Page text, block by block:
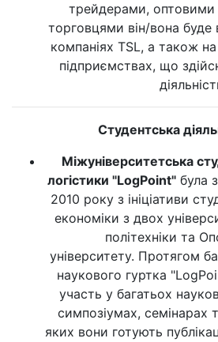
трейдерами, оптовими
торговцями він/вона
компаніях TSL, а також
підприємствах, що
Студентська
Міжуніверситетська
логістики "LogPoint"була
2010 року з ініціативи
економіки з двох
політехніки та
університету. Протягом
наукового гуртка
участь у багатьох
симпозіумах, семінарах
яких вони готують